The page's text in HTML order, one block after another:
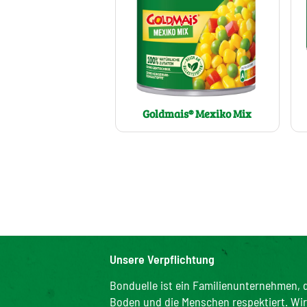
Goldmais® Mexiko Mix
Unsere Verpflichtung
Bonduelle ist ein
Boden und die Menschen respektiert.